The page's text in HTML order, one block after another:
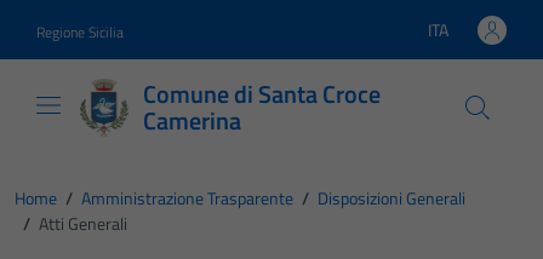
Regione Sicilia Lingua attiva:
ITA
Comune di Santa Croce
Camerina
Home / Amministrazione Trasparente / Disposizioni Generali
/ Atti Generali